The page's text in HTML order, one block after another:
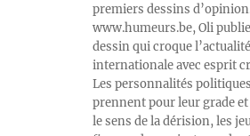
premiers dessins
www.humeurs.be, Oli
dessin qui croque
internationale avec esprit
Les personnalités
prennent pour leur grade
le sens de la dérision, les